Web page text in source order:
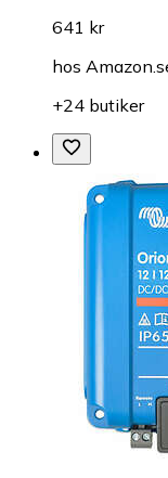
641 kr
hos
+24 butiker